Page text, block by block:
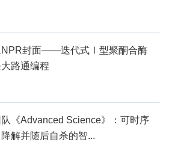
NPR封面——迭代式Ⅰ型聚酮合酶
路通编程
队《Advanced Science》：可时序
解并随后自杀的智...